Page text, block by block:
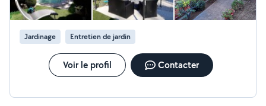
Jardinage Entretien de jardin
Voir le profil Contacter